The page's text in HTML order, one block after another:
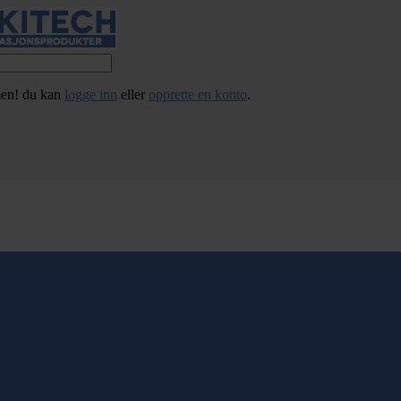
du kan logge inn eller opprette en konto.